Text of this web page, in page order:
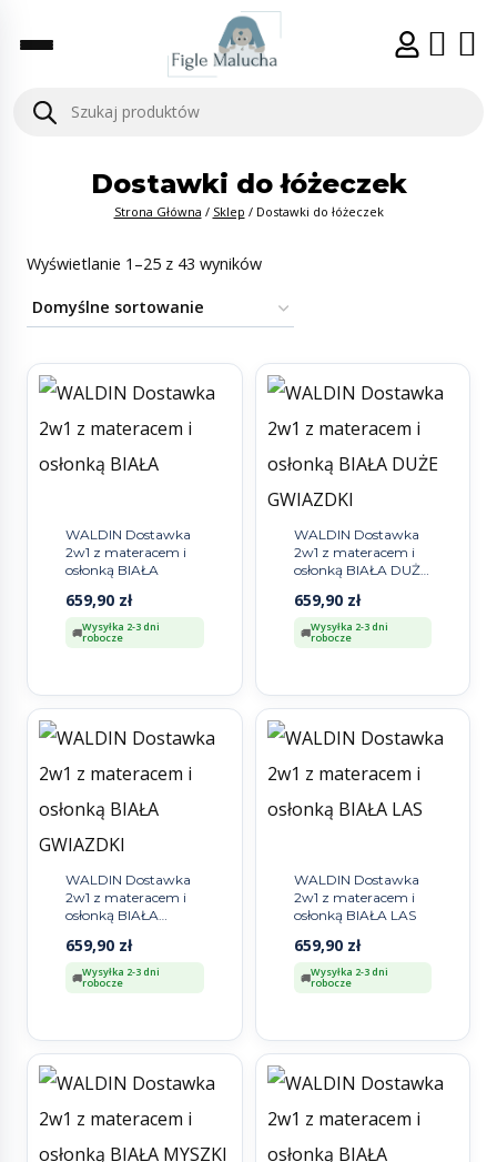
Dostawki do łóżeczek
Strona Główna / Sklep / Dostawki do łóżeczek
Wyświetlanie 1–25 z 43 wyników
WALDIN Dostawka
2w1 z materacem i
osłonką BIAŁA
659,90 zł
Wysyłka 2-3 dni
robocze
WALDIN Dostawka
2w1 z materacem i
osłonką BIAŁA DUŻE
659,90 zł
Wysyłka 2-3 dni
robocze
WALDIN Dostawka
2w1 z materacem i
osłonką BIAŁA
659,90 zł
Wysyłka 2-3 dni
robocze
WALDIN Dostawka
2w1 z materacem i
osłonką BIAŁA LAS
659,90 zł
Wysyłka 2-3 dni
robocze